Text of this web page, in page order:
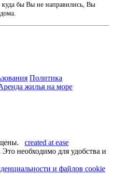
бы Вы не направились, Вы
Политика
жилья на море
created at ease
необходимо для удобства и
и файлов cookie